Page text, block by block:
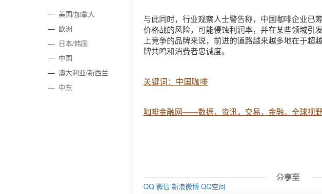
—美国/加拿大
— 欧洲
— 日本/韩国
— 中国
— 澳大利亚/新西兰
— 中东
与此同时，行业观察人士警告称，中国咖啡企业已
价格战的风险，可能侵蚀利润率，并在某些领域引
上竞争的品牌来说，前进的道路越来越多地在于超
牌共鸣和消费者忠诚度。
关键词：中国咖啡
咖啡金融网——数据，资讯，交易，金融，全球视
QQ 微信 新浪微博 QQ空间